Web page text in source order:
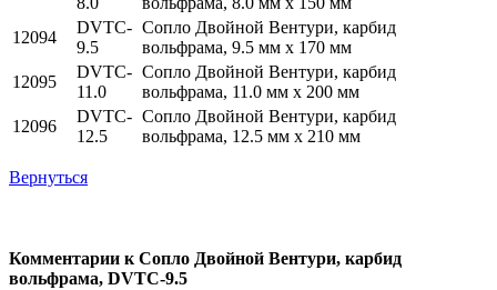
12094
DVTC-
9.5
Сопло Двойной Вентури, карбид
вольфрама, 9.5 мм x 170 мм
12095
DVTC-
11.0
Сопло Двойной Вентури, карбид
вольфрама, 11.0 мм x 200 мм
12096
DVTC-
12.5
Сопло Двойной Вентури, карбид
вольфрама, 12.5 мм x 210 мм
Вернуться
Комментарии к Сопло Двойной Вентури, карбид
вольфрама, DVTC-9.5